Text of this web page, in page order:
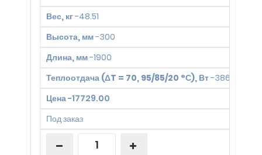
Вес, кг-48.51
Высота, мм-300
Длина, мм-1900
Теплоотдача (ΔT = 70, 95/85/20 °С), Вт-3860
Цена-17729.00
Под заказ